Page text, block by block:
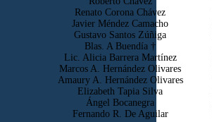
Renato Corona Chávez
Javier Méndez Camacho
Gustavo Santos Zúñiga
Blas. A Buendía †
​Lic. Alicia Barrera Martínez
Marcos A. Hernández Olivares
Amaury A. Hernández Olivares
Elizabeth Tapia Silva
Ángel Bocanegra
Fernando R. De Aguilar